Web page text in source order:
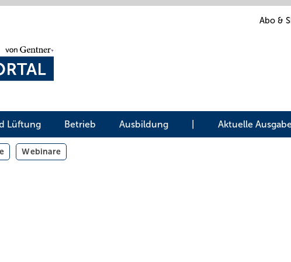
Abo &
Lüftung Betrieb Ausbildung Aktuelle
Webinare